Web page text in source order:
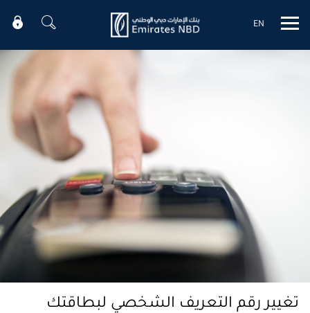
Mobile menu
EN
تغيير رقم التعريف الشخصي لبطاقتك